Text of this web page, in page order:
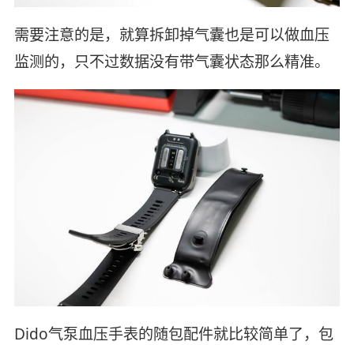
需要注意的是，就算拆卸掉气囊也是可以做血压
监测的，只不过数据没有带气囊状态那么精准。
Dido气泵血压手表的随包配件就比较简单了，包